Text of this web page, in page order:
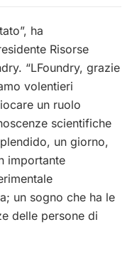
ha
Risorse
“LFoundry, grazie
volentieri
un ruolo
scientifiche
un giorno,
importante
un sogno che ha le
delle persone di